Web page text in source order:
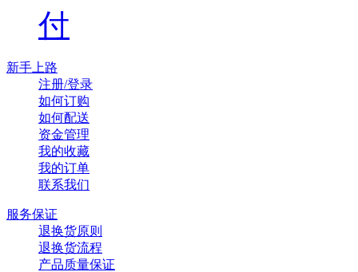
付
新手上路
注册/登录
如何订购
如何配送
资金管理
我的收藏
我的订单
联系我们
服务保证
退换货原则
退换货流程
产品质量保证